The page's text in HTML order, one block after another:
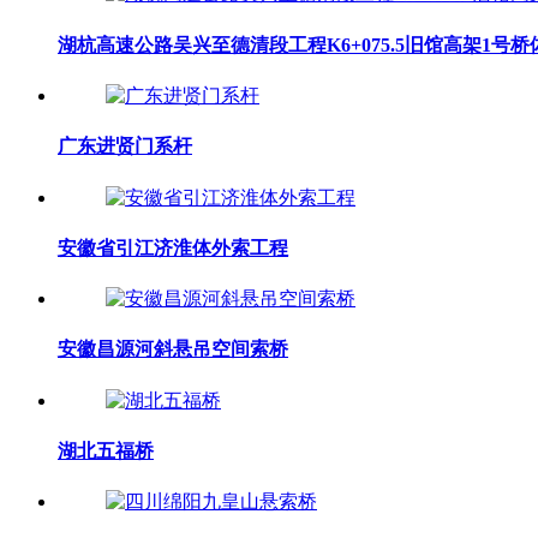
湖杭高速公路吴兴至德清段工程K6+075.5旧馆高架1号桥
广东进贤门系杆
安徽省引江济淮体外索工程
安徽昌源河斜悬吊空间索桥
湖北五福桥